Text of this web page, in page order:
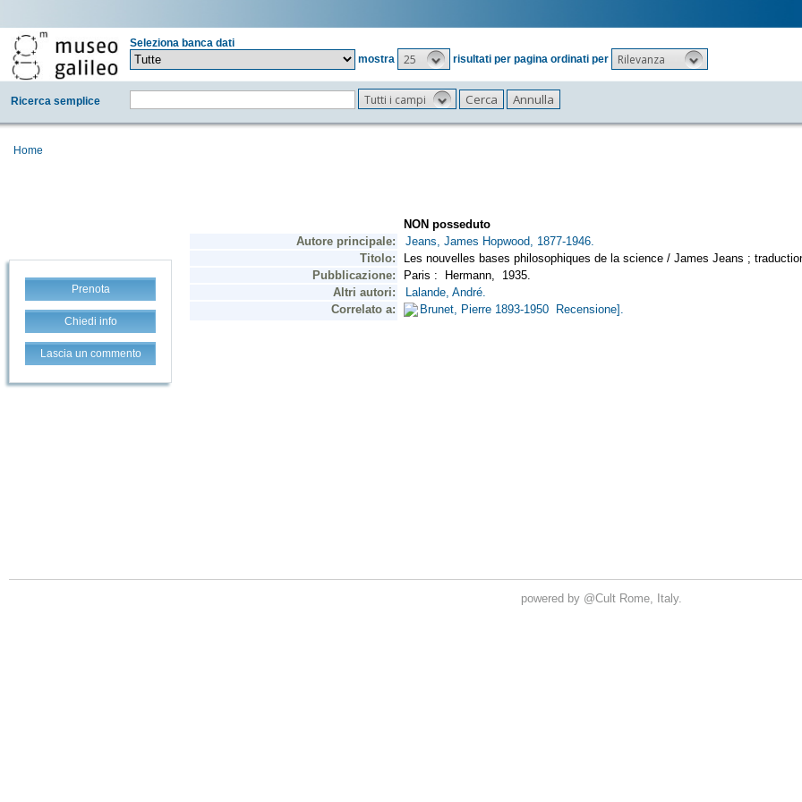
Seleziona banca dati
mostra
25 risultati per pagina ordinati per Rilevanza
Ricerca semplice Tutti i campi
Home
Prenota
Chiedi info
Lascia un commento
powered by @Cult Rome, Italy.